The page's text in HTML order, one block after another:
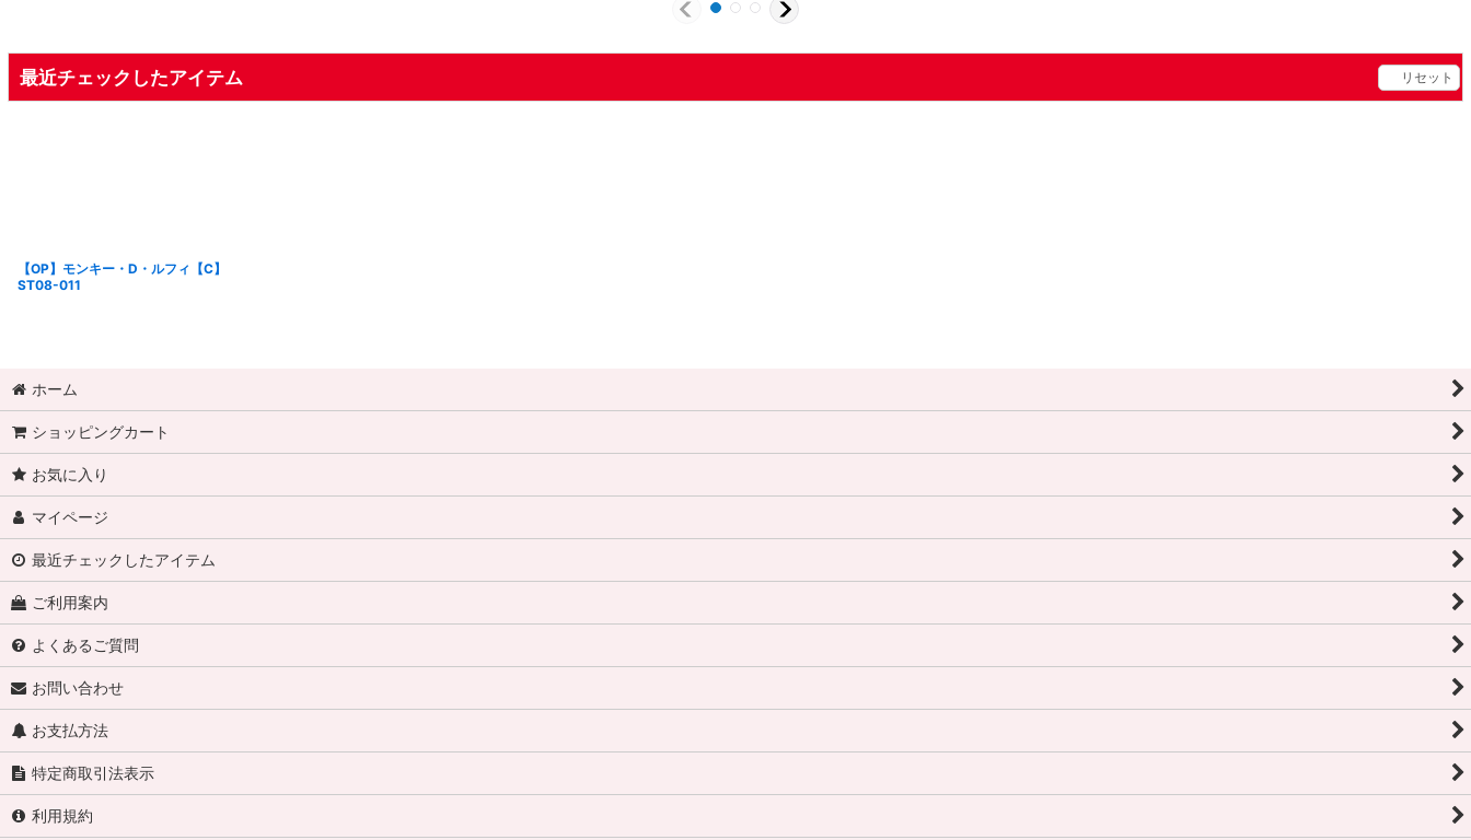
最近チェックしたアイテム リセット
【OP】モンキー・D・ルフィ【C】
ST08-011
ホーム
ショッピングカート
お気に入り
マイページ
最近チェックしたアイテム
ご利用案内
よくあるご質問
お問い合わせ
お支払方法
特定商取引法表示
利用規約